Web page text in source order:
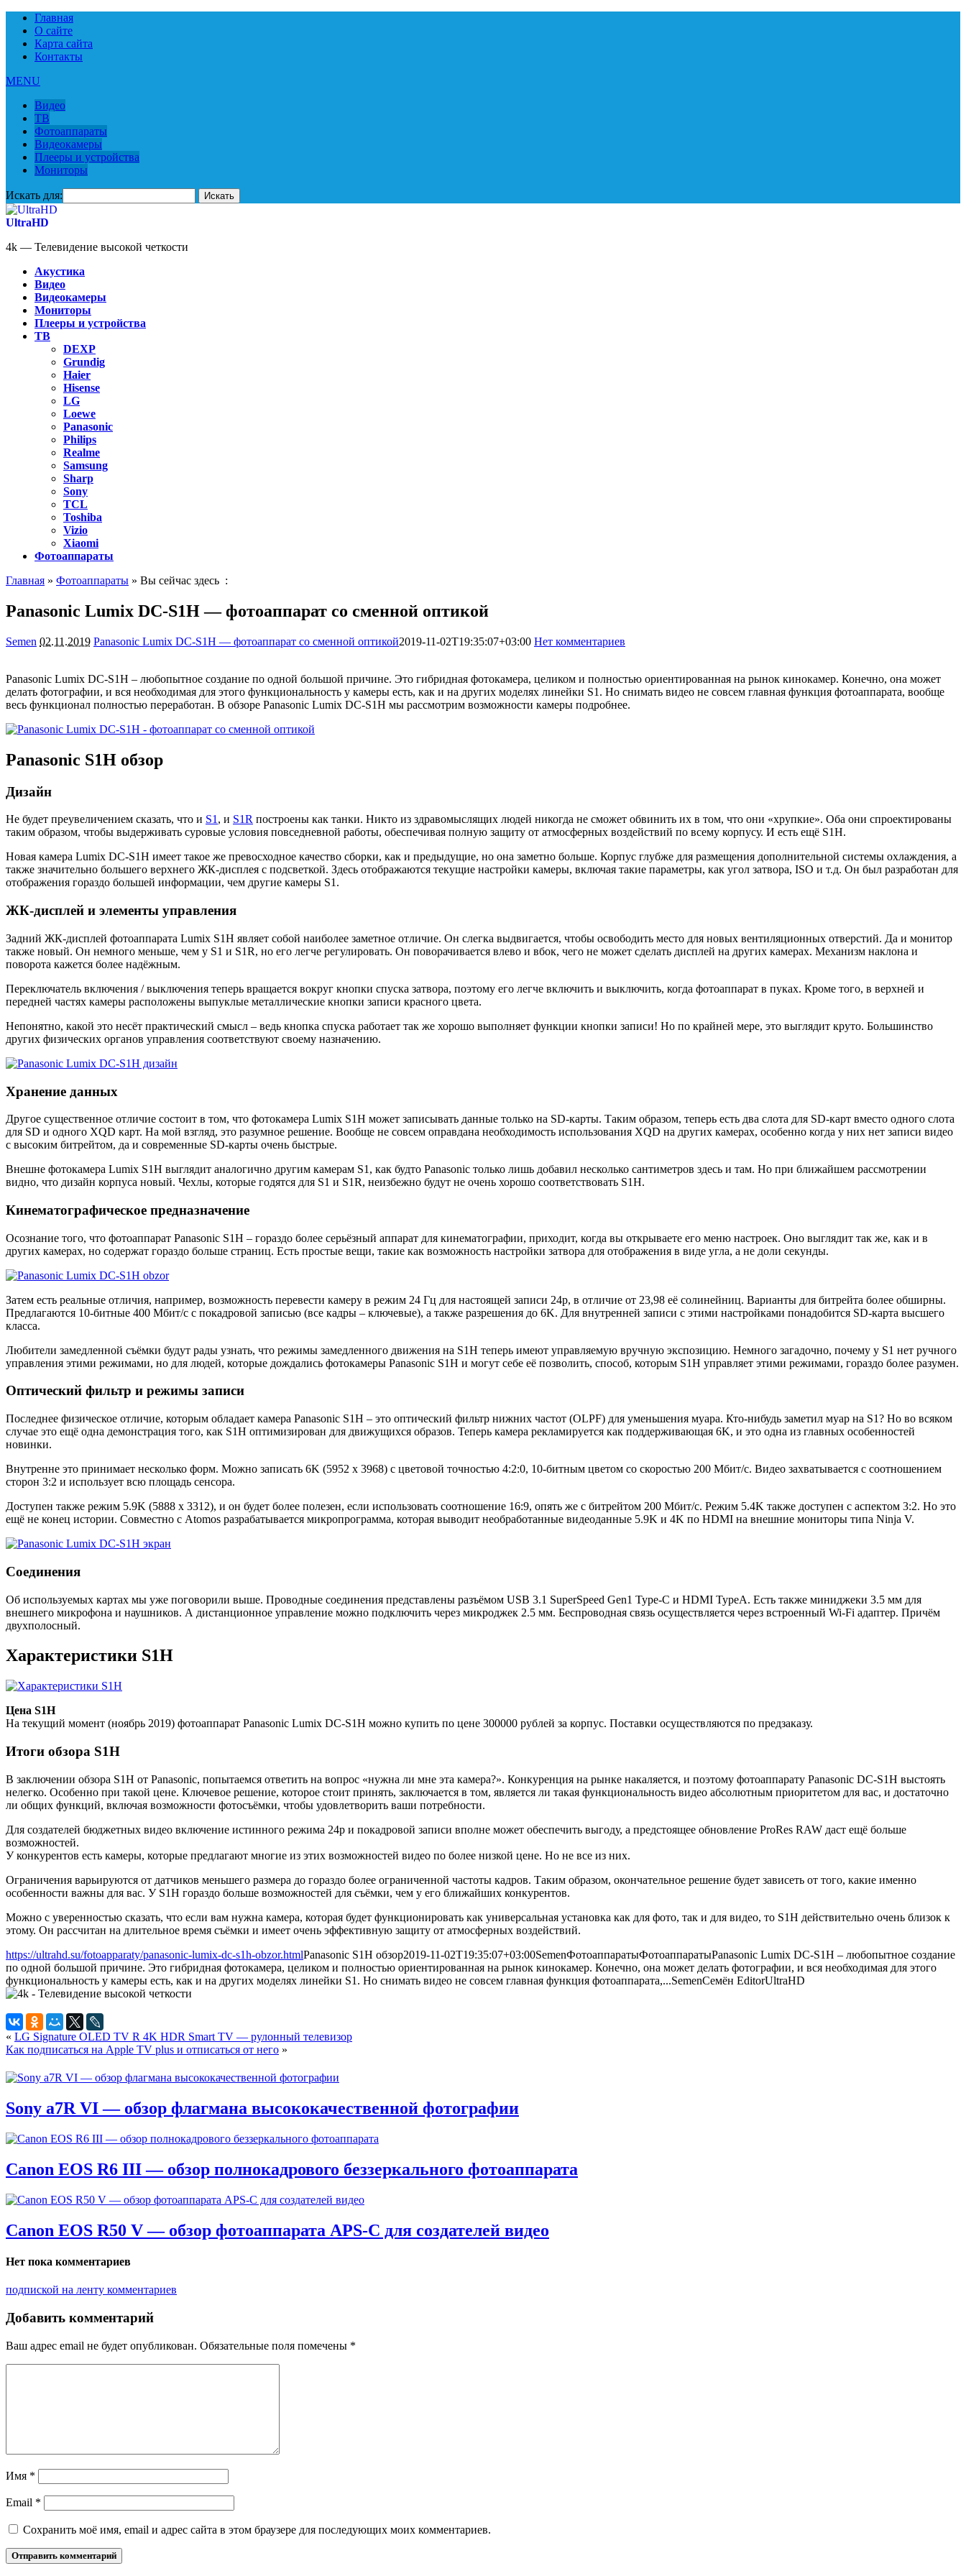
Главная
О сайте
Карта сайта
Контакты
MENU
Видео
ТВ
Фотоаппараты
Видеокамеры
Плееры и устройства
Мониторы
Искать для:
UltraHD
4k — Телевидение высокой четкости
Акустика
Видео
Видеокамеры
Мониторы
Плееры и устройства
ТВ
DEXP
Grundig
Haier
Hisense
LG
Loewe
Panasonic
Philips
Realme
Samsung
Sharp
Sony
TCL
Toshiba
Vizio
Xiaomi
Фотоаппараты
Главная » Фотоаппараты » Вы сейчас здесь :
Panasonic Lumix DC-S1H — фотоаппарат со сменной оптикой
Semen 02.11.2019 Panasonic Lumix DC-S1H — фотоаппарат со сменной оптикой2019-11-02T19:35:07+03:00 Нет комментариев
Panasonic Lumix DC-S1H – любопытное создание по одной большой причине. Это гибридная фотокамера, целиком и полностью ориентированная на рынок кинокамер. Конечно, она может
делать фотографии, и вся необходимая для этого функциональность у камеры есть, как и на других моделях линейки S1. Но снимать видео не совсем главная функция фотоаппарата, вообще
весь функционал полностью переработан. В обзоре Panasonic Lumix DC-S1H мы рассмотрим возможности камеры подробнее.
Panasonic S1H обзор
Дизайн
Не будет преувеличением сказать, что и S1 , и S1R построены как танки. Никто из здравомыслящих людей никогда не сможет обвинить их в том, что они «хрупкие». Оба они спроектированы
таким образом, чтобы выдерживать суровые условия повседневной работы, обеспечивая полную защиту от атмосферных воздействий по всему корпусу. И есть ещё S1H.
Новая камера Lumix DC-S1H имеет такое же превосходное качество сборки, как и предыдущие, но она заметно больше. Корпус глубже для размещения дополнительной системы охлаждения, а
также значительно большего верхнего ЖК-дисплея с подсветкой. Здесь отображаются текущие настройки камеры, включая такие параметры, как угол затвора, ISO и т.д. Он был разработан для
отображения гораздо большей информации, чем другие камеры S1.
ЖК-дисплей и элементы управления
Задний ЖК-дисплей фотоаппарата Lumix S1H являет собой наиболее заметное отличие. Он слегка выдвигается, чтобы освободить место для новых вентиляционных отверстий. Да и монитор
также новый. Он немного меньше, чем у S1 и S1R, но его легче регулировать. Он поворачивается влево и вбок, чего не может сделать дисплей на других камерах. Механизм наклона и
поворота кажется более надёжным.
Переключатель включения / выключения теперь вращается вокруг кнопки спуска затвора, поэтому его легче включить и выключить, когда фотоаппарат в пуках. Кроме того, в верхней и
передней частях камеры расположены выпуклые металлические кнопки записи красного цвета.
Непонятно, какой это несёт практический смысл – ведь кнопка спуска работает так же хорошо выполняет функции кнопки записи! Но по крайней мере, это выглядит круто. Большинство
других физических органов управления соответствуют своему назначению.
Хранение данных
Другое существенное отличие состоит в том, что фотокамера Lumix S1H может записывать данные только на SD-карты. Таким образом, теперь есть два слота для SD-карт вместо одного слота
для SD и одного XQD карт. На мой взгляд, это разумное решение. Вообще не совсем оправдана необходимость использования XQD на других камерах, особенно когда у них нет записи видео
с высоким битрейтом, да и современные SD-карты очень быстрые.
Внешне фотокамера Lumix S1H выглядит аналогично другим камерам S1, как будто Panasonic только лишь добавил несколько сантиметров здесь и там. Но при ближайшем рассмотрении
видно, что дизайн корпуса новый. Чехлы, которые годятся для S1 и S1R, неизбежно будут не очень хорошо соответствовать S1H.
Кинематографическое предназначение
Осознание того, что фотоаппарат Panasonic S1H – гораздо более серьёзный аппарат для кинематографии, приходит, когда вы открываете его меню настроек. Оно выглядит так же, как и в
других камерах, но содержат гораздо больше страниц. Есть простые вещи, такие как возможность настройки затвора для отображения в виде угла, а не доли секунды.
Затем есть реальные отличия, например, возможность перевести камеру в режим 24 Гц для настоящей записи 24p, в отличие от 23,98 её солинейниц. Варианты для битрейта более обширны.
Предлагаются 10-битные 400 Мбит/с с покадровой записью (все кадры – ключевые), а также разрешения до 6K. Для внутренней записи с этими настройками понадобится SD-карта высшего
класса.
Любители замедленной съёмки будут рады узнать, что режимы замедленного движения на S1H теперь имеют управляемую вручную экспозицию. Немного загадочно, почему у S1 нет ручного
управления этими режимами, но для людей, которые дождались фотокамеры Panasonic S1H и могут себе её позволить, способ, которым S1H управляет этими режимами, гораздо более разумен.
Оптический фильтр и режимы записи
Последнее физическое отличие, которым обладает камера Panasonic S1H – это оптический фильтр нижних частот (OLPF) для уменьшения муара. Кто-нибудь заметил муар на S1? Но во всяком
случае это ещё одна демонстрация того, как S1H оптимизирован для движущихся образов. Теперь камера рекламируется как поддерживающая 6K, и это одна из главных особенностей
новинки.
Внутренне это принимает несколько форм. Можно записать 6K (5952 x 3968) с цветовой точностью 4:2:0, 10-битным цветом со скоростью 200 Мбит/с. Видео захватывается с соотношением
сторон 3:2 и использует всю площадь сенсора.
Доступен также режим 5.9K (5888 x 3312), и он будет более полезен, если использовать соотношение 16:9, опять же с битрейтом 200 Мбит/с. Режим 5.4K также доступен с аспектом 3:2. Но это
ещё не конец истории. Совместно с Atomos разрабатывается микропрограмма, которая выводит необработанные видеоданные 5.9K и 4K по HDMI на внешние мониторы типа Ninja V.
Соединения
Об используемых картах мы уже поговорили выше. Проводные соединения представлены разъёмом USB 3.1 SuperSpeed Gen1 Type-C и HDMI TypeA. Есть также миниджеки 3.5 мм для
внешнего микрофона и наушников. А дистанционное управление можно подключить через микроджек 2.5 мм. Беспроводная связь осуществляется через встроенный Wi-Fi адаптер. Причём
двухполосный.
Характеристики S1H
Цена S1H
На текущий момент (ноябрь 2019) фотоаппарат Panasonic Lumix DC-S1H можно купить по цене 300000 рублей за корпус. Поставки осуществляются по предзаказу.
Итоги обзора S1H
В заключении обзора S1H от Panasonic, попытаемся ответить на вопрос «нужна ли мне эта камера?». Конкуренция на рынке накаляется, и поэтому фотоаппарату Panasonic DC-S1H выстоять
нелегко. Особенно при такой цене. Ключевое решение, которое стоит принять, заключается в том, является ли такая функциональность видео абсолютным приоритетом для вас, и достаточно
ли общих функций, включая возможности фотосъёмки, чтобы удовлетворить ваши потребности.
Для создателей бюджетных видео включение истинного режима 24p и покадровой записи вполне может обеспечить выгоду, а предстоящее обновление ProRes RAW даст ещё больше
возможностей.
У конкурентов есть камеры, которые предлагают многие из этих возможностей видео по более низкой цене. Но не все из них.
Ограничения варьируются от датчиков меньшего размера до гораздо более ограниченной частоты кадров. Таким образом, окончательное решение будет зависеть от того, какие именно
особенности важны для вас. У S1H гораздо больше возможностей для съёмки, чем у его ближайших конкурентов.
Можно с уверенностью сказать, что если вам нужна камера, которая будет функционировать как универсальная установка как для фото, так и для видео, то S1H действительно очень близок к
этому. Он рассчитан на длительное время съёмки и имеет очень эффективную защиту от атмосферных воздействий.
https://ultrahd.su/fotoapparaty/panasonic-lumix-dc-s1h-obzor.htmlPanasonic S1H обзор2019-11-02T19:35:07+03:00SemenФотоаппаратыФотоаппаратыPanasonic Lumix DC-S1H – любопытное создание
по одной большой причине. Это гибридная фотокамера, целиком и полностью ориентированная на рынок кинокамер. Конечно, она может делать фотографии, и вся необходимая для этого
функциональность у камеры есть, как и на других моделях линейки S1. Но снимать видео не совсем главная функция фотоаппарата,...SemenСемён EditorUltraHD
« LG Signature OLED TV R 4K HDR Smart TV — рулонный телевизор
Как подписаться на Apple TV plus и отписаться от него »
Sony a7R VI — обзор флагмана высококачественной фотографии
Canon EOS R6 III — обзор полнокадрового беззеркального фотоаппарата
Canon EOS R50 V — обзор фотоаппарата APS-C для создателей видео
Нет пока комментариев
подпиской на ленту комментариев
Добавить комментарий
Ваш адрес email не будет опубликован. Обязательные поля помечены *
Имя *
Email *
Сохранить моё имя, email и адрес сайта в этом браузере для последующих моих комментариев.